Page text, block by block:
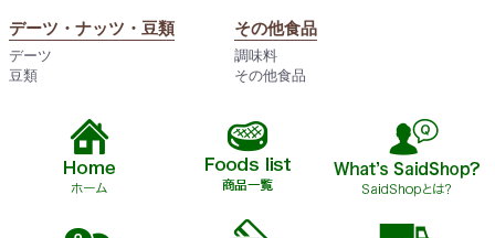
デーツ・ナッツ・豆類
デーツ
豆類
その他食品
調味料
その他食品